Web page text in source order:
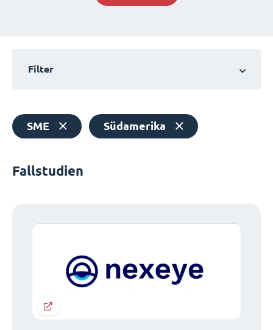
Filter
SME Südamerika
Fallstudien